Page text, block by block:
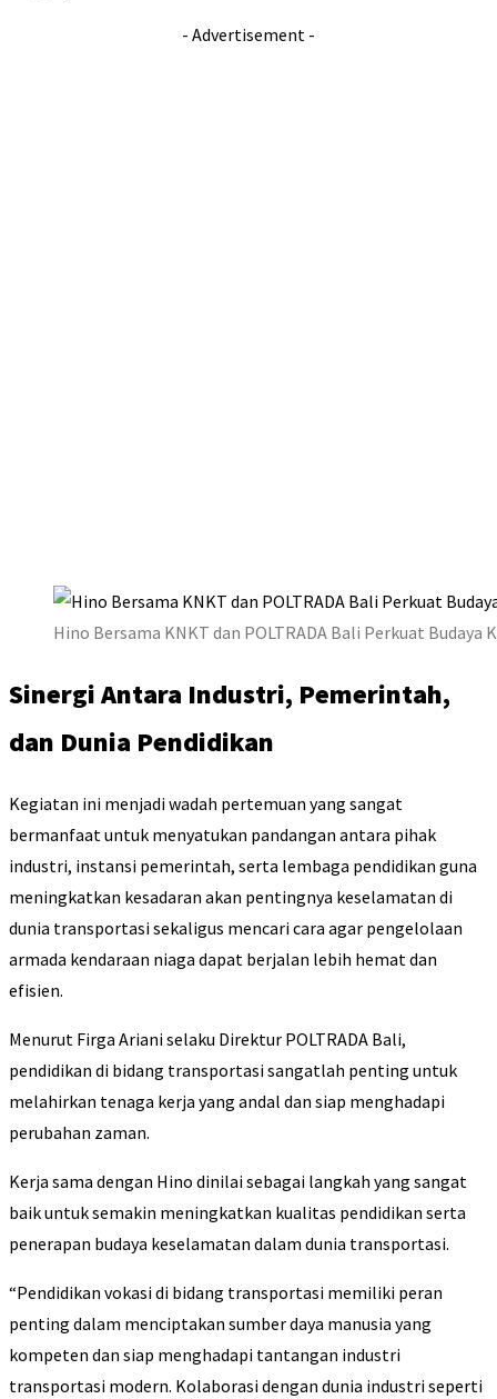
- Advertisement -
Hino Bersama KNKT dan POLTRADA Bali Perkuat Budaya
Sinergi Antara Industri, Pemerintah,
dan Dunia Pendidikan
Kegiatan ini menjadi wadah pertemuan yang sangat
bermanfaat untuk menyatukan pandangan antara pihak
industri, instansi pemerintah, serta lembaga pendidikan guna
meningkatkan kesadaran akan pentingnya keselamatan di
dunia transportasi sekaligus mencari cara agar pengelolaan
armada kendaraan niaga dapat berjalan lebih hemat dan
efisien.
Menurut Firga Ariani selaku Direktur POLTRADA Bali,
pendidikan di bidang transportasi sangatlah penting untuk
melahirkan tenaga kerja yang andal dan siap menghadapi
perubahan zaman.
Kerja sama dengan Hino dinilai sebagai langkah yang sangat
baik untuk semakin meningkatkan kualitas pendidikan serta
penerapan budaya keselamatan dalam dunia transportasi.
“Pendidikan vokasi di bidang transportasi memiliki peran
penting dalam menciptakan sumber daya manusia yang
kompeten dan siap menghadapi tantangan industri
transportasi modern. Kolaborasi dengan dunia industri seperti